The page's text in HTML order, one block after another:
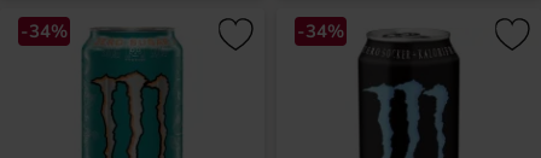
-34% -34%